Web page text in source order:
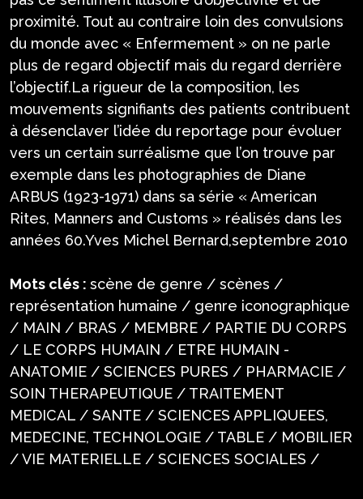
proximité. Tout au contraire loin des convulsions
du monde avec « Enfermement » on ne parle
plus de regard objectif mais du regard derrière
l’objectif.La rigueur de la composition, les
mouvements signifiants des patients contribuent
à désenclaver l’idée du reportage pour évoluer
vers un certain surréalisme que l’on trouve par
exemple dans les photographies de Diane
ARBUS (1923-1971) dans sa série « American
Rites, Manners and Customs » réalisés dans les
années 60.Yves Michel Bernard,septembre 2010
Mots clés : scène de genre / scènes /
représentation humaine / genre iconographique
/ MAIN / BRAS / MEMBRE / PARTIE DU CORPS
/ LE CORPS HUMAIN / ETRE HUMAIN -
ANATOMIE / SCIENCES PURES / PHARMACIE /
SOIN THERAPEUTIQUE / TRAITEMENT
MEDICAL / SANTE / SCIENCES APPLIQUEES,
MEDECINE, TECHNOLOGIE / TABLE / MOBILIER
/ VIE MATERIELLE / SCIENCES SOCIALES /